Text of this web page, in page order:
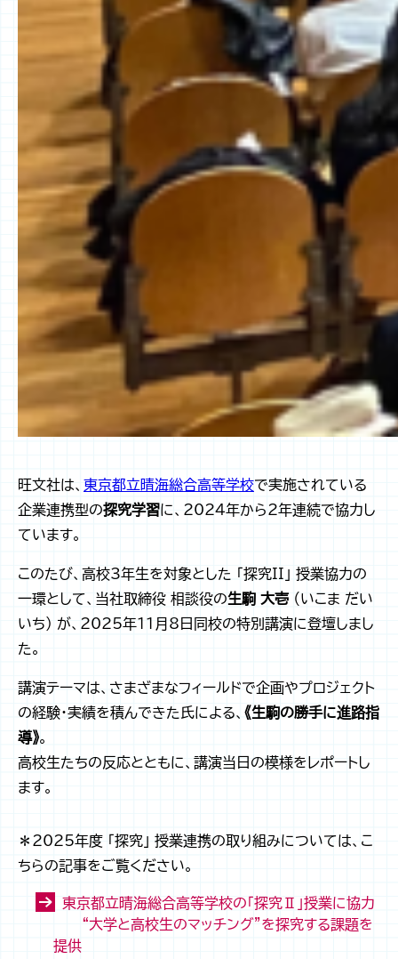
旺文社は、 東京都立晴海総合高等学校で実施されている
企業連携型の探究学習に、2024年から2年連続で協力し
ています。
このたび、高校3年生を対象とした 「探究II」 授業協力の
一環として、当社取締役 相談役の生駒 大壱 （いこま だい
いち） が、2025年11月8日同校の特別講演に登壇しまし
た。
講演テーマは、さまざまなフィールドで企画やプロジェクト
の経験・実績を積んできた氏による、 《生駒の勝手に進路指
導》。
高校生たちの反応とともに、講演当日の模様をレポートし
ます。
＊2025年度 「探究」 授業連携の取り組みについては、こ
ちらの記事をご覧ください。
東京都立晴海総合高等学校の「探究Ⅱ」授業に協力
――“大学と高校生のマッチング”を探究する課題を
提供